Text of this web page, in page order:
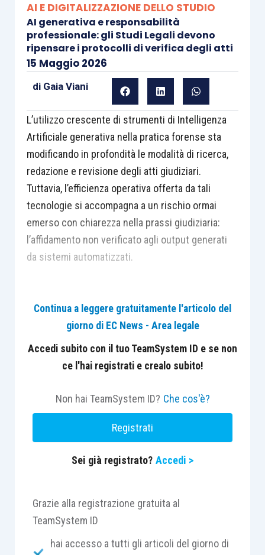
AI E DIGITALIZZAZIONE DELLO STUDIO
AI generativa e responsabilità
professionale: gli Studi Legali devono
ripensare i protocolli di verifica degli atti
15 Maggio 2026
di Gaia Viani
L’utilizzo crescente di strumenti di Intelligenza
Artificiale generativa nella pratica forense sta
modificando in profondità le modalità di ricerca,
redazione e revisione degli atti giudiziari.
Tuttavia, l’efficienza operativa offerta da tali
tecnologie si accompagna a un rischio ormai
emerso con chiarezza nella prassi giudiziaria:
l’affidamento non verificato agli output generati
da sistemi automatizzati.
statunitense, che ha esteso la responsabilità
disciplinare anche all’avvocato senior incaricato
della supervisione dell’atto contenente citazioni
inesistenti prodotte mediante AI, assume rilievo
per il principio organizzativo sottostante.
L’adozione dell’Intelligenza Artificiale non riduce
gli obblighi professionali di controllo ma impone
verifica più strutturati e documentabili.
Il tema presenta evidenti riflessi anche
nell’ordinamento italiano.
Continua a leggere gratuitamente l'articolo del
giorno di EC News - Area legale
Accedi subito con il tuo TeamSystem ID e se non
ce l'hai registrati e crealo subito!
Non hai TeamSystem ID? Che cos'è?
Registrati
Sei già registrato? Accedi >
Grazie alla registrazione gratuita al
TeamSystem ID
hai accesso a tutti gli articoli del giorno di